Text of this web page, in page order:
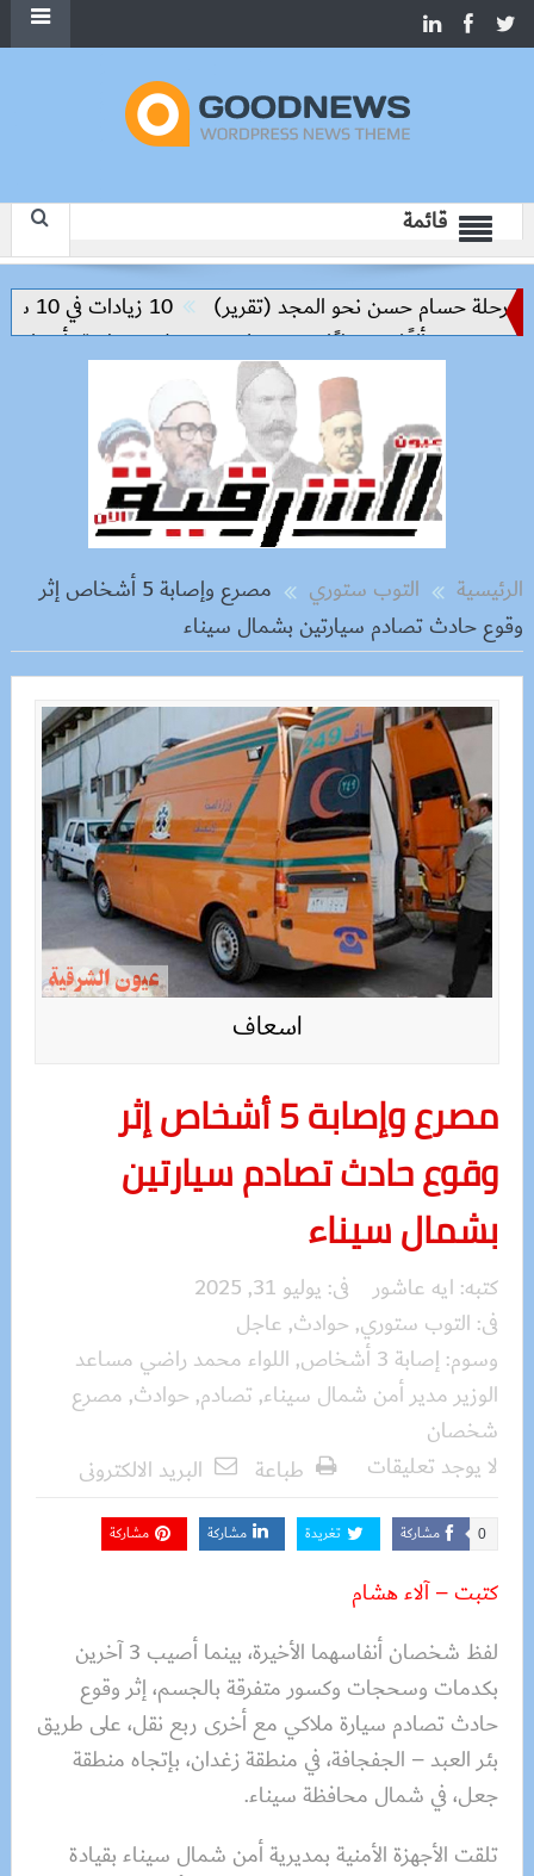
قائمة
حسام حسن نحو المجد (تقرير)
10 زيادات في 10 سنوات.. هل حان الوقت لرفع دعم البنزين نهائيا؟
حملات بيطرية بأسوان
الرئيسية التوب ستوري
مصرع وإصابة 5 أشخاص إثر
وقوع حادث تصادم سيارتين بشمال سيناء
اسعاف
مصرع وإصابة 5 أشخاص إثر
وقوع حادث تصادم سيارتين
بشمال سيناء
كتبه: ايه عاشور فى: يوليو 31, 2025
فى: التوب ستوري, حوادث, عاجل
وسوم: إصابة 3 أشخاص , اللواء محمد راضي مساعد
الوزير مدير أمن شمال سيناء, تصادم, حوادث, مصرع
شخصان
لا يوجد تعليقات
طباعة البريد الالكترونى
مشاركة 0 تغريدة مشاركة مشاركة
كتبت – آلاء هشام
لفظ شخصان أنفاسهما الأخيرة، بينما أصيب 3 آخرين
بكدمات وسحجات وكسور متفرقة بالجسم، إثر وقوع
حادث تصادم سيارة ملاكي مع أخرى ربع نقل، على طريق
بئر العبد – الجفجافة، في منطقة زغدان، بإتجاه منطقة
جعل، في شمال محافظة سيناء.
تلقت الأجهزة الأمنية بمديرية أمن شمال سيناء بقيادة